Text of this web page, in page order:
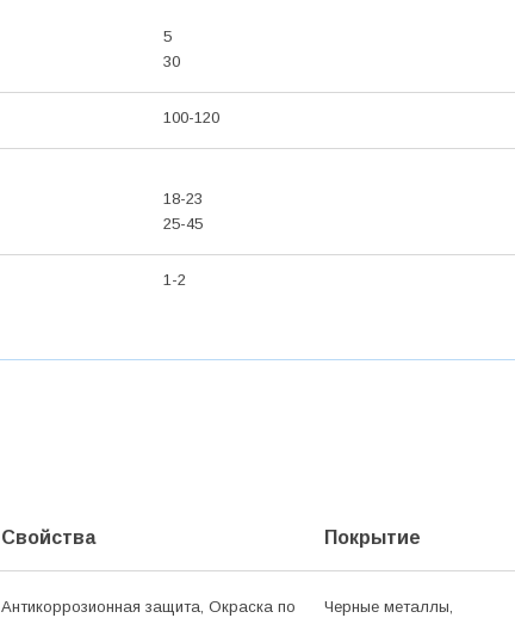
5
30
100-120
18-23
25-45
1-2
Свойства Покрытие
Антикор­розионная защита, Окраска по
Черные металлы,